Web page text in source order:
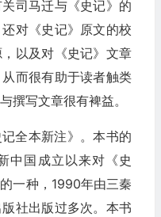
司马迁与《史记》的
对《史记》原文的校
以及对《史记》文章
而很有助于读者触类
撰写文章很有裨益。
全本新注》。本书的
中国成立以来对《史
一种，1990年由三秦
社出版过多次。本书